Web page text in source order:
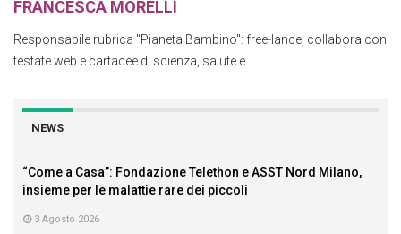
FRANCESCA MORELLI
Responsabile rubrica "Pianeta Bambino": free-lance, collabora con
testate web e cartacee di scienza, salute e...
NEWS
“Come a Casa”: Fondazione Telethon e ASST Nord Milano,
insieme per le malattie rare dei piccoli
3 Agosto 2026